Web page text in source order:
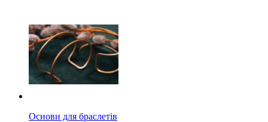
Основи для браслетів